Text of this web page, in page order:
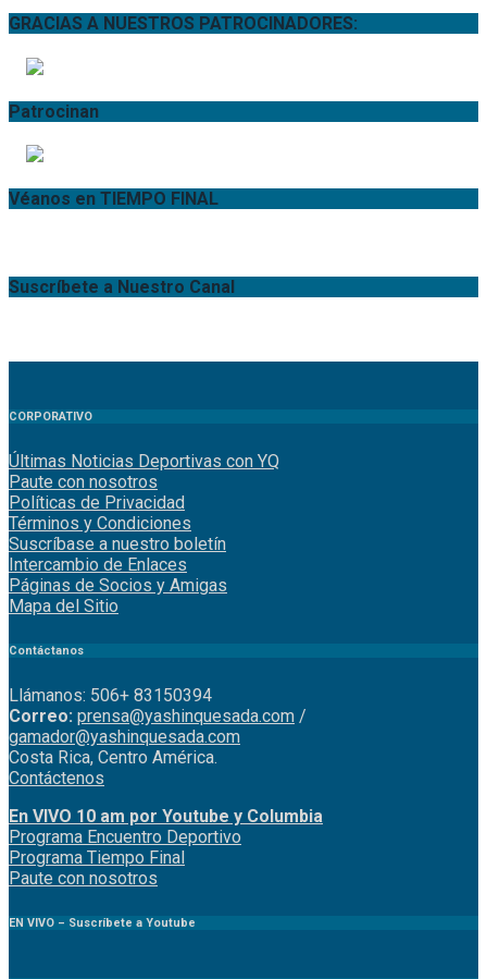
Patrocinan
Véanos en TIEMPO FINAL
Últimas Noticias Deportivas con YQ
Paute con nosotros
Políticas de Privacidad
Términos y Condiciones
Suscríbase a nuestro boletín
Intercambio de Enlaces
Páginas de Socios y Amigas
Mapa del Sitio
Contáctanos
Llámanos: 506+ 83150394
gamador@yashinquesada.com
Costa Rica, Centro América.
Contáctenos
En VIVO 10 am por Youtube y Columbia
Programa Tiempo Final
Pauteconnosotros
EN VIVO – Suscríbete a Youtube